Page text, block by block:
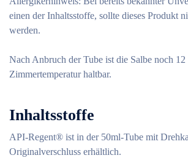
einen der Inhaltsstoffe, sollte dieses Produkt
werden.
Nach Anbruch der Tube ist die Salbe noch 12
Zimmertemperatur haltbar.
Inhaltsstoffe
API-Regent® ist in der 50ml-Tube mit
Originalverschluss erhältlich.